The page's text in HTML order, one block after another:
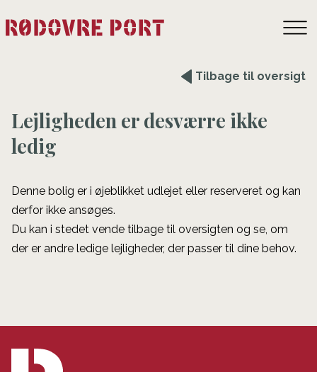
Tilbage til oversigt
Lejligheden er desværre ikke
ledig
Denne bolig er i øjeblikket udlejet eller reserveret og kan
derfor ikke ansøges.
Du kan i stedet vende tilbage til oversigten og se, om
der er andre ledige lejligheder, der passer til dine behov.